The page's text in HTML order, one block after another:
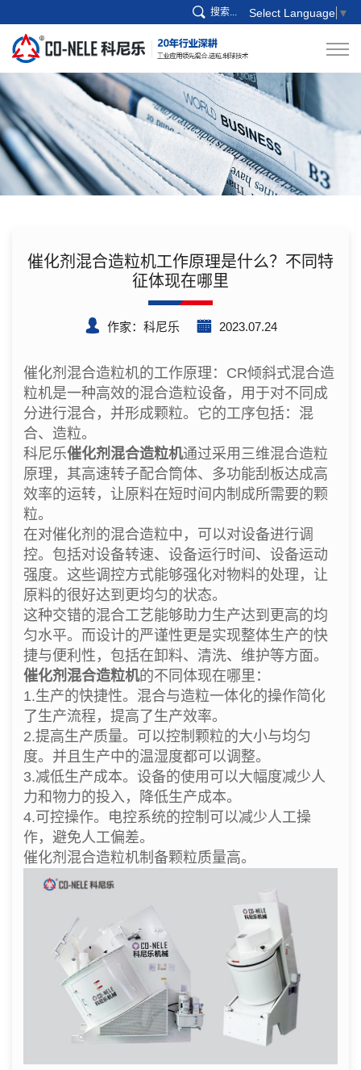
搜索... Select Language ▼
催化剂混合造粒机工作原理是什么？不同特
征体现在哪里
作家：科尼乐 2023.07.24
催化剂混合造粒机的工作原理：CR倾斜式混合造
粒机是一种高效的混合造粒设备，用于对不同成
分进行混合，并形成颗粒。它的工序包括：混
合、造粒。
科尼乐催化剂混合造粒机通过采用三维混合造粒
原理，其高速转子配合筒体、多功能刮板达成高
效率的运转，让原料在短时间内制成所需要的颗
粒。
在对催化剂的混合造粒中，可以对设备进行调
控。包括对设备转速、设备运行时间、设备运动
强度。这些调控方式能够强化对物料的处理，让
原料的很好达到更均匀的状态。
这种交错的混合工艺能够助力生产达到更高的均
匀水平。而设计的严谨性更是实现整体生产的快
捷与便利性，包括在卸料、清洗、维护等方面。
催化剂混合造粒机的不同体现在哪里：
1.生产的快捷性。混合与造粒一体化的操作简化
了生产流程，提高了生产效率。
2.提高生产质量。可以控制颗粒的大小与均匀
度。并且生产中的温湿度都可以调整。
3.减低生产成本。设备的使用 可以大幅度减少人
力和物力的投入，降低生产成本。
4.可控操作。电控系统的控制可以减少人工操
作，避免人工偏差。
催化剂混合造粒机制备颗粒质量高。